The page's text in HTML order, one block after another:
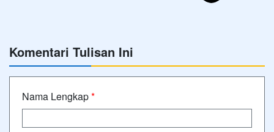
Komentari Tulisan Ini
Nama Lengkap*